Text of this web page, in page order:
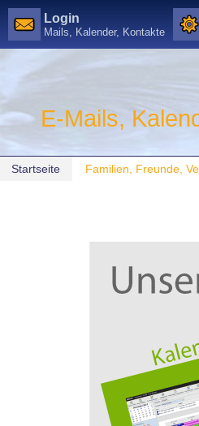
Login
Mails, Kalender, Kontakte
zum
|
Direkt
zur
Navigation
E-Mails,
Startseite Familien, Freunde,